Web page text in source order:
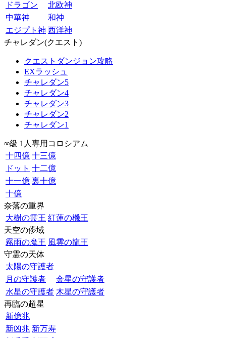
ドラゴン
北欧神
中華神
和神
エジプト神 西洋神
チャレダン(クエスト)
クエストダンジョン攻略
EXラッシュ
チャレダン5
チャレダン4
チャレダン3
チャレダン2
チャレダン1
∞級 1人専用コロシアム
十四億 十三億
ドット 十二億
十一億 裏十億
十億
奈落の重界
大樹の霊王 紅蓮の機王
天空の儚域
霧雨の魔王 風雲の龍王
守霊の天体
太陽の守護者
月の守護者
金星の守護者
水星の守護者 木星の守護者
再臨の超星
新億兆
新凶兆 新万寿